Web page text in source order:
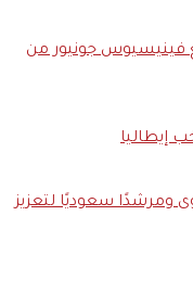
فينيسيوس جونيور من
إيطاليا
45 صانع محتوى ومرشدًا سعوديًا لتعزيز